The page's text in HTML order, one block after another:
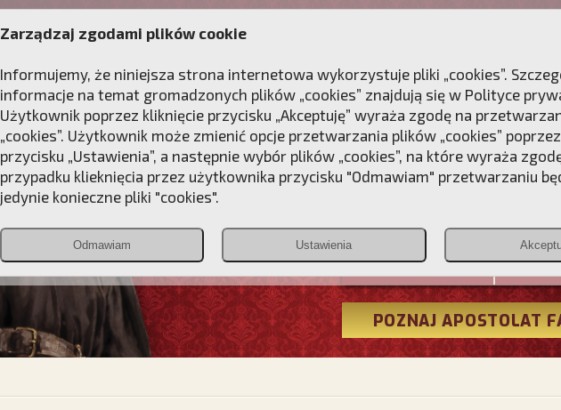
PATRON KAMPANIE DLA DUSZY
Przebudźmy
Christiana
POZNAJ APOSTOLAT
Zarządzaj zgodami plików cookie
Informujemy, że niniejsza strona internetowa wykorzystuje pliki „cookies”.
informacje na temat gromadzonych plików „cookies” znajdują się w Polityce
Użytkownik poprzez kliknięcie przycisku „Akceptuję” wyraża zgodę na
„cookies”. Użytkownik może zmienić opcje przetwarzania plików „cookies”
przycisku „Ustawienia”, a następnie wybór plików „cookies”, na które wyraża
przypadku klieknięcia przez użytkownika przycisku "Odmawiam" przetwarzaniu
jedynie konieczne pliki "cookies".
Odmawiam Ustawienia